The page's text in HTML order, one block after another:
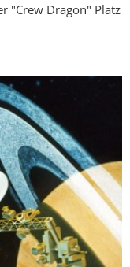
"Crew Dragon" Platz